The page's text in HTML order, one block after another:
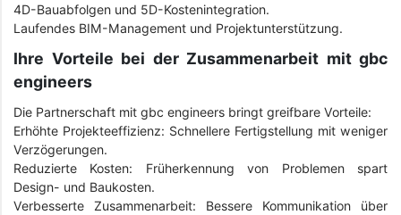
4D-Bauabfolgen und 5D-Kostenintegration.
Laufendes BIM-Management und Projektunterstützung.
Ihre Vorteile bei der Zusammenarbeit mit gbc
engineers
Die Partnerschaft mit gbc engineers bringt greifbare Vorteile:
Erhöhte Projekteeffizienz: Schnellere Fertigstellung mit weniger
Verzögerungen.
Reduzierte Kosten: Früherkennung von Problemen spart
Design- und Baukosten.
Verbesserte Zusammenarbeit: Bessere Kommunikation über